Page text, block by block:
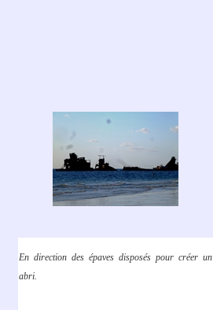
En direction des épaves disposés pour créer un
abri.